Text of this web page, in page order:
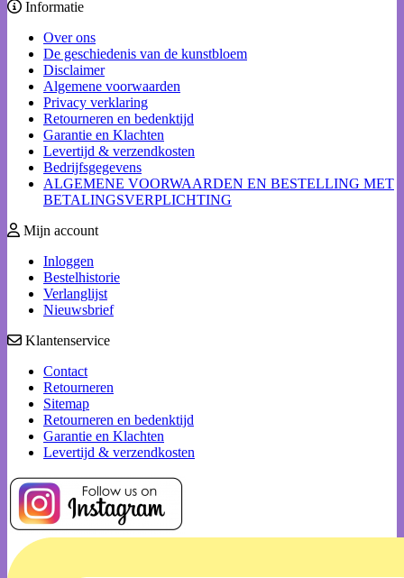
Informatie
Over ons
De geschiedenis van de kunstbloem
Disclaimer
Algemene voorwaarden
Privacy verklaring
Retourneren en bedenktijd
Garantie en Klachten
Levertijd & verzendkosten
Bedrijfsgegevens
ALGEMENE VOORWAARDEN EN BESTELLING MET
BETALINGSVERPLICHTING
Mijn account
Inloggen
Bestelhistorie
Verlanglijst
Nieuwsbrief
Klantenservice
Contact
Retourneren
Sitemap
Retourneren en bedenktijd
Garantie en Klachten
Levertijd & verzendkosten